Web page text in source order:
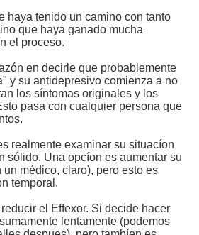
haya tenido un camino con tanto
que haya ganado mucha
el proceso.
en decirle que probablemente
y su antidepresivo comienza a no
los síntomas originales y los
pasa con cualquier persona que
realmente examinar su situacíon
sólido. Una opcíon es aumentar su
médico, claro), pero esto es
temporal.
el Effexor. Si decide hacer
lentamente (podemos